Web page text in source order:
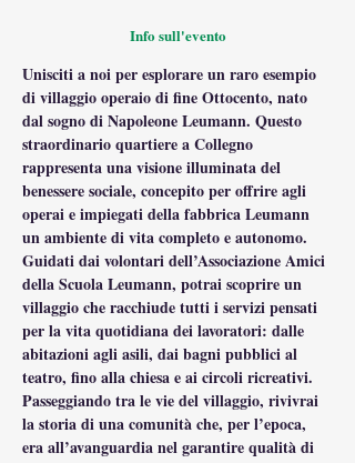
Info sull'evento
Unisciti a noi per esplorare un raro esempio
di villaggio operaio di fine Ottocento, nato
dal sogno di Napoleone Leumann. Questo
straordinario quartiere a Collegno
rappresenta una visione illuminata del
benessere sociale, concepito per offrire agli
operai e impiegati della fabbrica Leumann
un ambiente di vita completo e autonomo.
Guidati dai volontari dell’Associazione Amici
della Scuola Leumann, potrai scoprire un
villaggio che racchiude tutti i servizi pensati
per la vita quotidiana dei lavoratori: dalle
abitazioni agli asili, dai bagni pubblici al
teatro, fino alla chiesa e ai circoli ricreativi.
Passeggiando tra le vie del villaggio, rivivrai
la storia di una comunità che, per l’epoca,
era all’avanguardia nel garantire qualità di